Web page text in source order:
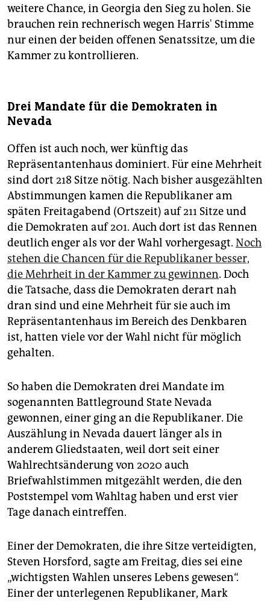
weitere Chance, in Georgia den Sieg zu holen. Sie
brauchen rein rechnerisch wegen Harris' Stimme
nur einen der beiden offenen Senatssitze, um die
Kammer zu kontrollieren.
Drei Mandate für die Demokraten in
Nevada
Offen ist auch noch, wer künftig das
Repräsentantenhaus dominiert. Für eine Mehrheit
sind dort 218 Sitze nötig. Nach bisher ausgezählten
Abstimmungen kamen die Republikaner am
späten Freitagabend (Ortszeit) auf 211 Sitze und
die Demokraten auf 201. Auch dort ist das Rennen
deutlich enger als vor der Wahl vorhergesagt. Noch
stehen die Chancen für die Republikaner besser,
die Mehrheit in der Kammer zu gewinnen. Doch
die Tatsache, dass die Demokraten derart nah
dran sind und eine Mehrheit für sie auch im
Repräsentantenhaus im Bereich des Denkbaren
ist, hatten viele vor der Wahl nicht für möglich
gehalten.
So haben die Demokraten drei Mandate im
sogenannten Battleground State Nevada
gewonnen, einer ging an die Republikaner. Die
Auszählung in Nevada dauert länger als in
anderem Gliedstaaten, weil dort seit einer
Wahlrechtsänderung von 2020 auch
Briefwahlstimmen mitgezählt werden, die den
Poststempel vom Wahltag haben und erst vier
Tage danach eintreffen.
Einer der Demokraten, die ihre Sitze verteidigten,
Steven Horsford, sagte am Freitag, dies sei eine
„wichtigsten Wahlen unseres Lebens gewesen“.
Einer der unterlegenen Republikaner, Mark